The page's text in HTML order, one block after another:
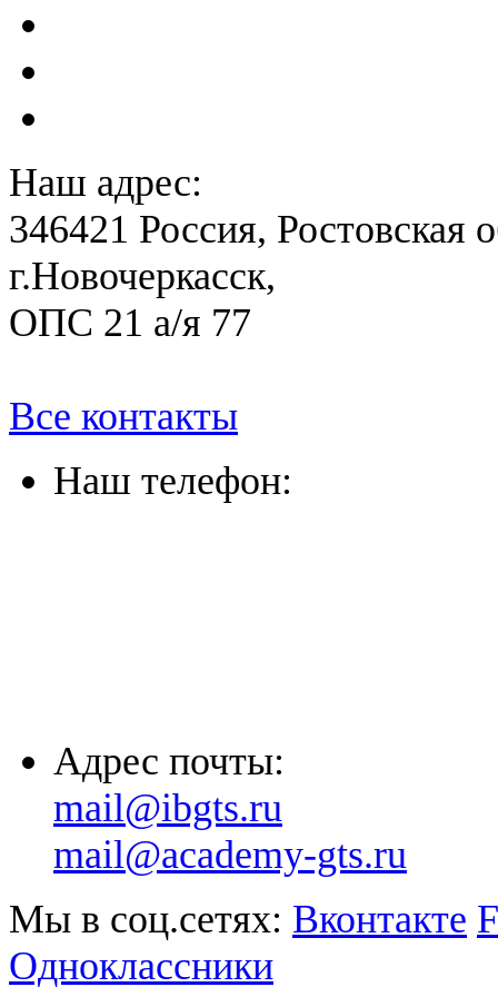
Наш адрес:
346421 Россия, Ростовская
г.Новочеркасск,
ОПС 21 а/я 77
Все контакты
Наш телефон:
Адрес почты:
mail@ibgts.ru
mail@academy-gts.ru
Мы в соц.сетях: Вконтакте
Одноклассники